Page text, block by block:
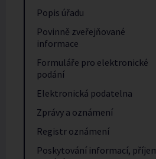
Popis úřadu
Povinně zveřejňované
informace
Formuláře pro elektronické
podání
Elektronická podatelna
Zprávy a oznámení
Registr oznámení
Poskytování informací,